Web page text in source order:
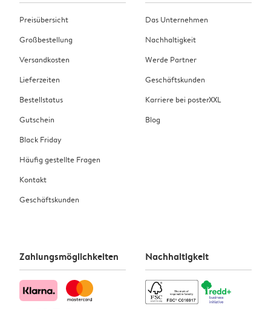
Preisübersicht
Großbestellung
Versandkosten
Lieferzeiten
Bestellstatus
Gutschein
Black Friday
Häufig gestellte Fragen
Kontakt
Geschäftskunden
Das Unternehmen
Nachhaltigkeit
Werde Partner
Geschäftskunden
Karriere bei posterXXL
Blog
Zahlungsmöglichkeiten Nachhaltigkeit